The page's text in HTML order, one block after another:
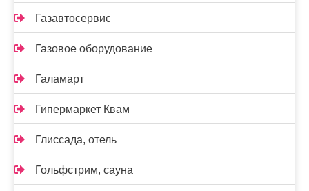
Газавтосервис
Газовое оборудование
Галамарт
Гипермаркет Квам
Глиссада, отель
Гольфстрим, сауна